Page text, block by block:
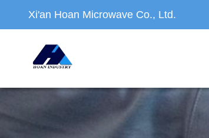
Xi'an Hoan Microwave Co., Ltd.